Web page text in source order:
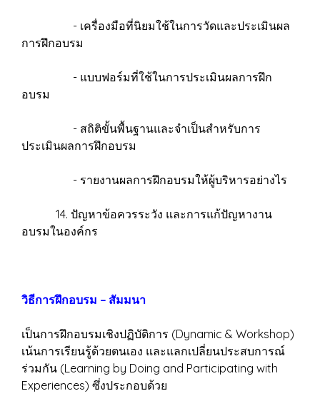
- เครื่องมือที่นิยมใช้ในการวัดและประเมินผล
การฝึกอบรม
- แบบฟอร์มที่ใช้ในการประเมินผลการฝึก
อบรม
- สถิติขั้นพื้นฐานและจำเป็นสำหรับการ
ประเมินผลการฝึกอบรม
- รายงานผลการฝึกอบรมให้ผู้บริหารอย่างไร
14. ปัญหาข้อควรระวัง และการแก้ปัญหางาน
อบรมในองค์กร
วิธีการฝึกอบรม – สัมมนา
เป็นการฝึกอบรมเชิงปฏิบัติการ (Dynamic & Workshop)
เน้นการเรียนรู้ด้วยตนเอง และแลกเปลี่ยนประสบการณ์
ร่วมกัน (Learning by Doing and Participating with
Experiences) ซึ่งประกอบด้วย